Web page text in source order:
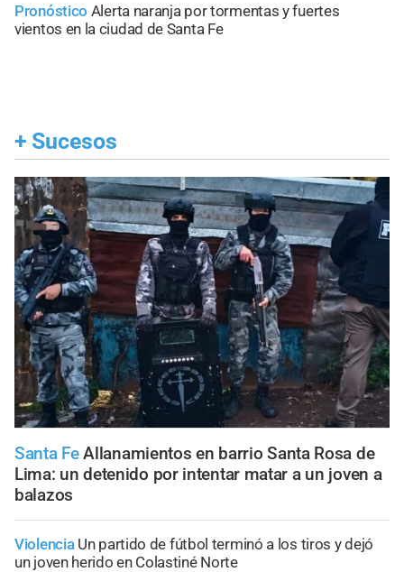
Pronóstico Alerta naranja por tormentas y fuertes
vientos en la ciudad de Santa Fe
+ Sucesos
Santa Fe Allanamientos en barrio Santa Rosa de
Lima: un detenido por intentar matar a un joven a
balazos
Violencia Un partido de fútbol terminó a los tiros y dejó
un joven herido en Colastiné Norte